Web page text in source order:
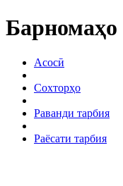
Барномаҳо
Асосӣ
Сохторҳо
Раванди тарбия
Раёсати тарбия